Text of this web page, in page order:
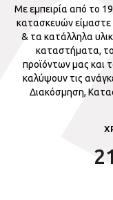
Με εμπειρία από το
κατασκευών
& τα κατάλληλα
καταστήματα,
προϊόντων μας και
καλύψουν τις
Διακόσμηση,